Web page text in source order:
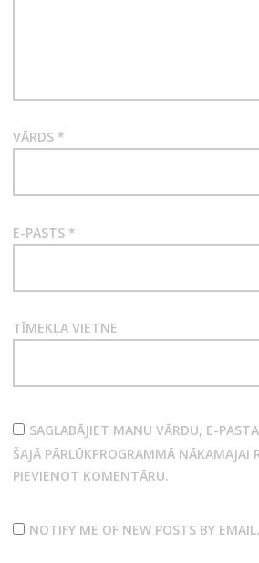
VĀRDS *
E-PASTS *
TĪMEKĻA VIETNE
SAGLABĀJIET MANU VĀRDU, E-
ŠAJĀ PĀRLŪKPROGRAMMĀ NĀKAMAJAI
PIEVIENOT KOMENTĀRU.
NOTIFY ME OF NEW POSTS BY EMAIL.